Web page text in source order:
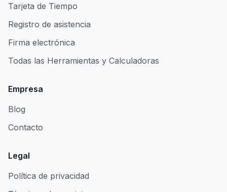
Tarjeta de Tiempo
Registro de asistencia
Firma electrónica
Todas las Herramientas y Calculadoras
Empresa
Blog
Contacto
Legal
Política de privacidad